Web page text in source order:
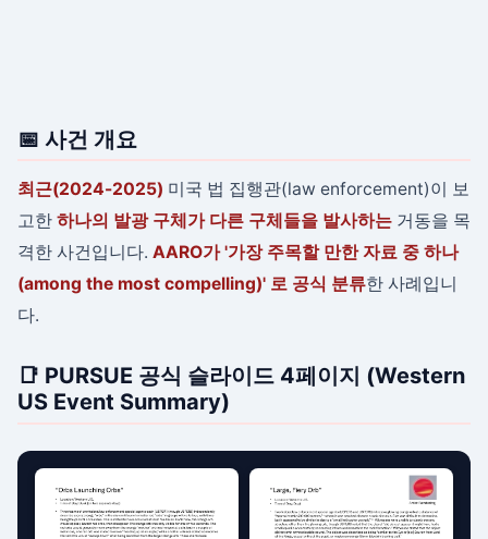
📅 사건 개요
최근(2024-2025) 미국 법 집행관(law enforcement)이 보
고한 하나의 발광 구체가 다른 구체들을 발사하는 거동을 목
격한 사건입니다. AARO가 '가장 주목할 만한 자료 중 하나
(among the most compelling)' 로 공식 분류한 사례입니
다.
📑 PURSUE 공식 슬라이드 4페이지 (Western
US Event Summary)